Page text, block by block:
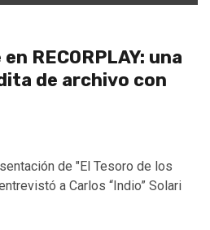
RECORPLAY: una
de archivo con
de "El Tesoro de los
a Carlos “Indio” Solari